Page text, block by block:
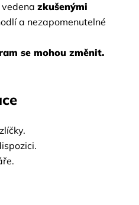
zkušenými
a nezapomenutelné
se mohou změnit.